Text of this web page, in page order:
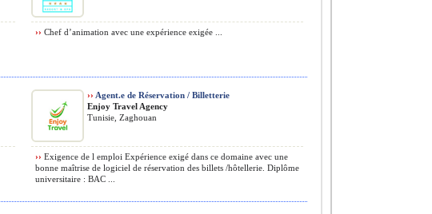
›› Chef d’animation avec une expérience exigée ...
›› Agent.e de Réservation / Billetterie
Enjoy Travel Agency
Tunisie, Zaghouan
›› Exigence de l emploi Expérience exigé dans ce domaine avec une
bonne maîtrise de logiciel de réservation des billets /hôtellerie. Diplôme
universitaire : BAC ...